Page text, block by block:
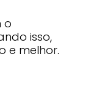
o
isso,
e melhor.